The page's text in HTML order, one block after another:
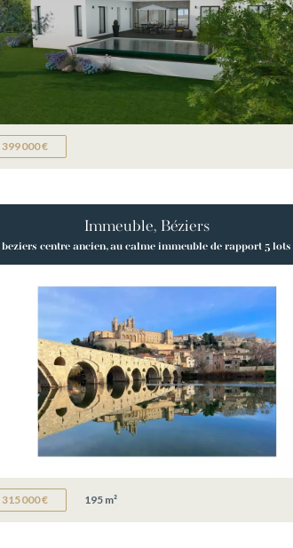
399 000 €
Immeuble, Béziers
beziers centre ancien, au calme immeuble de rapport 5 lots
315 000 € 195 m²